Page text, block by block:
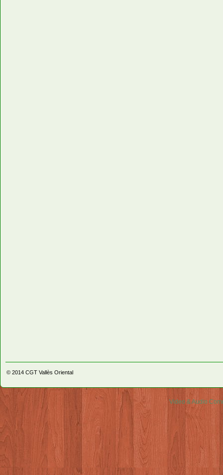
© 2014 CGT Vallès Oriental
Video & Audio